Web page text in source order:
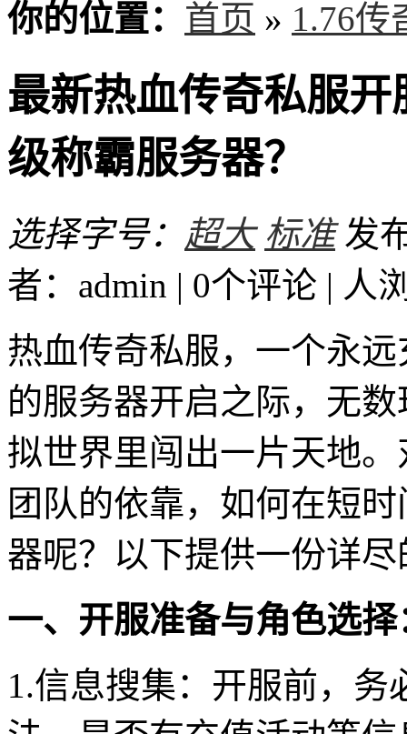
你的位置： 首页 » 1.76传
最新热血传奇私服
级称霸服务器？
选择字号： 超大 标准 发
者：admin | 0个评论 | 人
热血传奇私服，一个永
的服务器开启之际，无
拟世界里闯出一片天地
团队的依靠，如何在短
器呢？以下提供一份详
一、开服准备与角色选择
1.信息搜集：开服前，